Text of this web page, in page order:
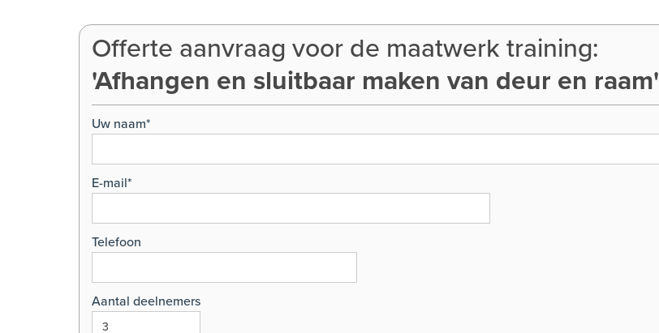
Offerte aanvraag voor de maatwerk training:
'Afhangen en sluitbaar maken van deur en raam'
Uw naam*
E-mail*
Telefoon
Aantal deelnemers